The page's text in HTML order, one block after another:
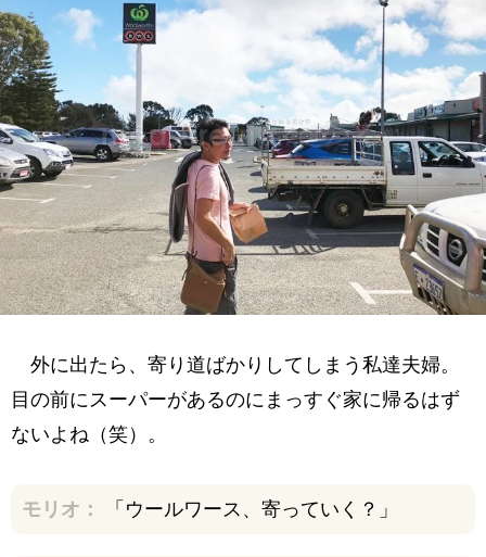
外に出たら、寄り道ばかりしてしまう私達夫婦。
目の前にスーパーがあるのにまっすぐ家に帰るはず
ないよね（笑）。
モリオ： 「ウールワース、寄っていく？」